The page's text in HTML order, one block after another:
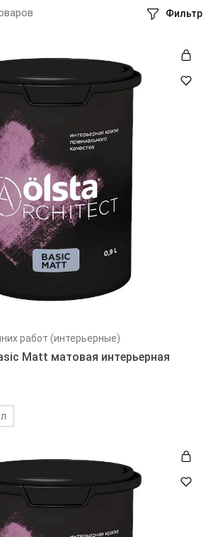
Фильтр
работ (интерьерные)
Matt матовая интерьерная